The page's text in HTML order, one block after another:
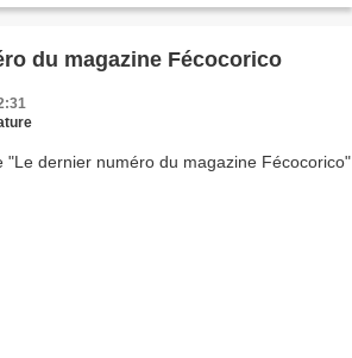
du magazine Fécocorico